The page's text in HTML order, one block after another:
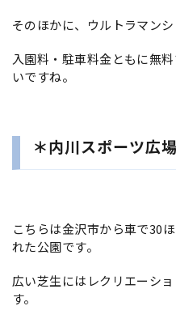
そのほかに、ウルトラマンシ
入園料・駐車料金ともに無
いですね。
＊内川スポーツ広場
こちらは金沢市から車で30
れた公園です。
広い芝生にはレクリエーシ
す。